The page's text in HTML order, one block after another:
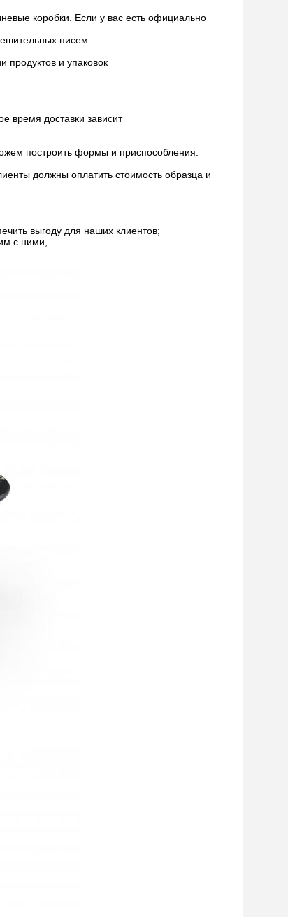
коробки. Если у вас есть официально
писем.
и упаковок
время доставки зависит
построить формы и приспособления.
должны оплатить стоимость образца и
выгоду для наших клиентов;
с ними,